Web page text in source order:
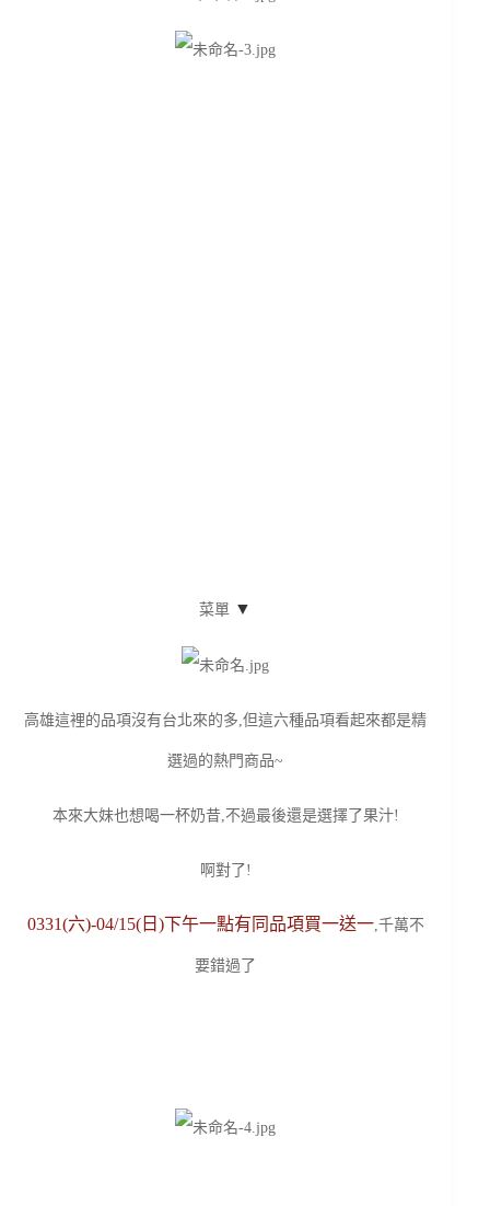
菜單 ▼
高雄這裡的品項沒有台北來的多,但這六種品項看起來都是精
選過的熱門商品~
本來大妹也想喝一杯奶昔,不過最後還是選擇了果汁!
啊對了!
0331(六)-04/15(日)下午一點有同品項買一送一,千萬不
要錯過了